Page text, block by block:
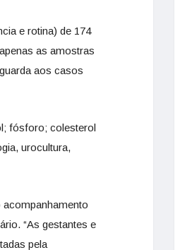
e rotina) de 174
as amostras
aos casos
fósforo; colesterol
urocultura,
“As gestantes e
pela